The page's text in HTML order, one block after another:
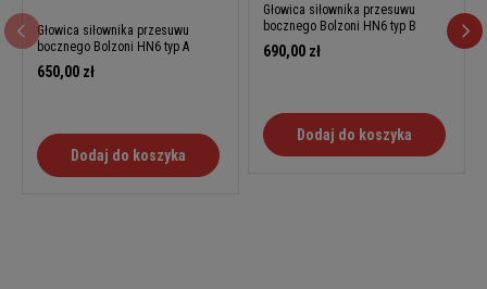
Głowica siłownika przesuwu
bocznego Bolzoni HN6 typ A
650,00 zł
Dodaj do koszyka
Głowica siłownika przesuwu
bocznego Bolzoni HN6 typ B
690,00 zł
Dodaj do koszyka